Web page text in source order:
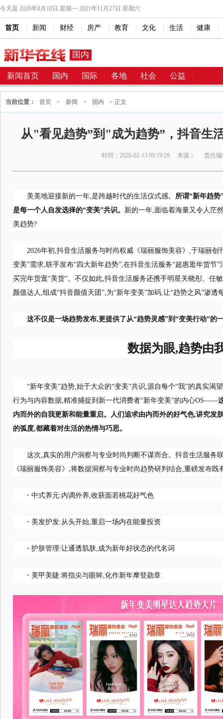
今天是 2026年8月10日 星期一 2021年11月27日 星期六
首页 新闻 财经 房产 教育 文化 生活 健康
国内
新闻首页 国内 国际 各地 社会 公益
当前位置： 首页 > 新闻 > 国内 > 正文
从"看见趋势”到"成为趋势”，抖音生
时间：2026-02-13 09:19:29 来源： 责任
美美地迎接新的一年,是跨越时代的生活仪式感。 所谓“新年趋
是每一个人自发选择的“变美”共识。 新的一年,面临着海量又令人茫
美趋势?
2026年初,抖音生活服务与时尚权威《瑞丽服饰美容》,于瑞丽创
变美”需求,联手发布“四大新年趋势”,在抖音生活服务“超惠逛年货节
买完年货逛“美货”。不仅如此,抖音生活服务还携手明星关晓彤、任
颜值达人,组成“抖音颜值天团”,为“新年变美”加码,让“趋势之风”渗透
这不仅是一场趋势发布,更提供了从“趋势灵感”到“变美行动”的
数据为眼,趋势由
“新年变美”趋势,始于大众的“变美”共识,源自每个“我”的真实渴
行为与内容数据,精准捕捉到新一代消费者“新年变美”的内心OS——
内而外的自我更新和能量重启。人们追求由内而外的好气色,讲究发
的弧度,都藏着对生活的热情与巧思。
这次,真实的用户洞察与专业时尚判断不谋而合。抖音生活服务
《瑞丽服饰美容》,将数据洞察与专业时尚趋势研判结合,重磅发布既
· 中式养元:内调外养,收获面若桃花好气色
· 美发护发:从头开始,重启一场内在能量投资
· 护肤管理:让通透肌肤,成为新年好状态的代名词
· 美甲美睫:将指尖与眼眸,化作新年摩登勋章